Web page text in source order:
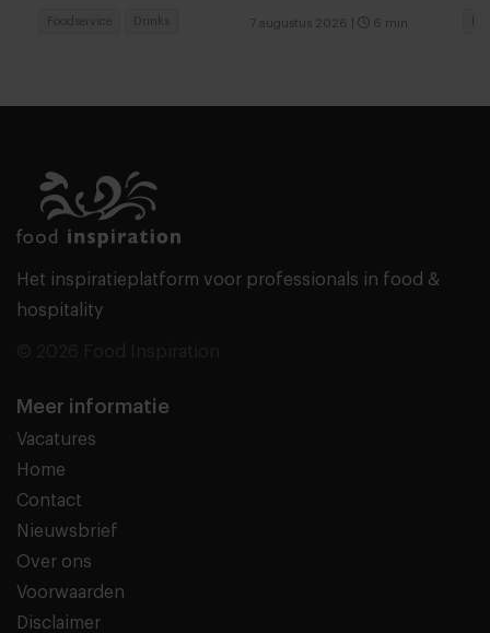
7 augustus 2026 6 min
Foodservice Drinks
Het inspiratieplatform voor professionals in food &
hospitality
Meer informatie
Vacatures
Home
Contact
Nieuwsbrief
Over ons
Voorwaarden
Disclaimer